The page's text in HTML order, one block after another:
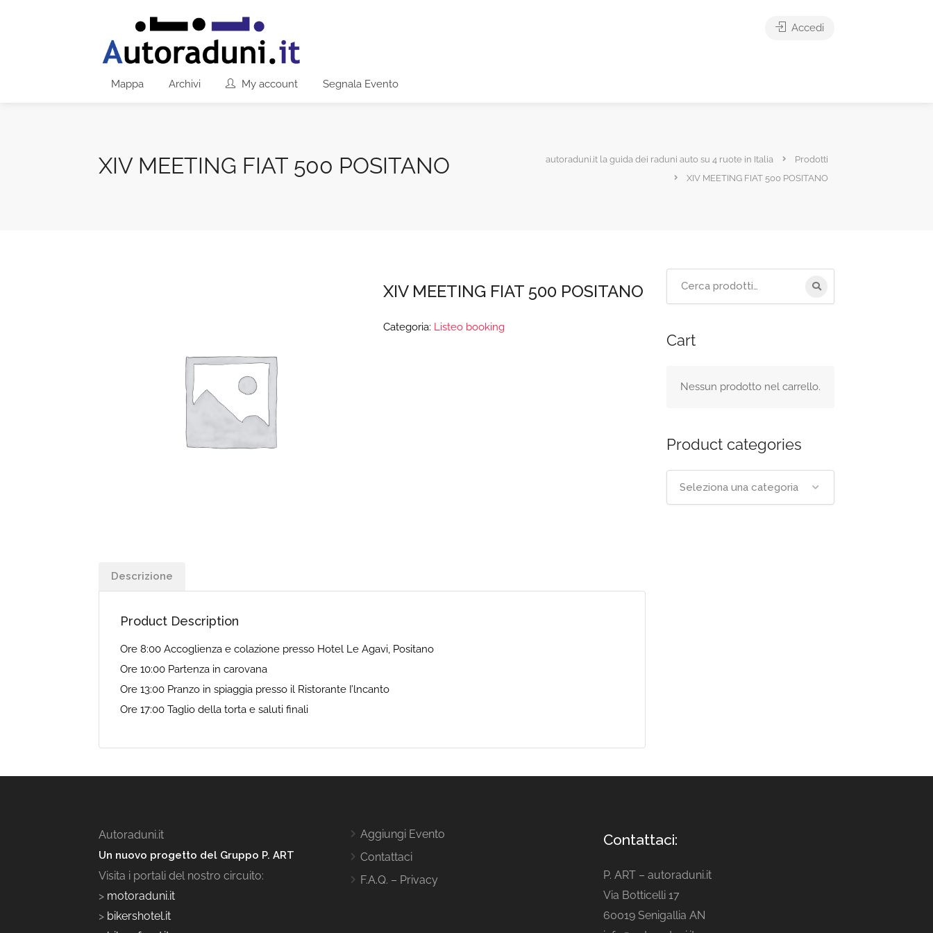
Mappa Archivi My account Segnala Evento
Accedi
XIV MEETING FIAT 500 POSITANO autoraduni.it la guida dei raduni auto su 4 ruote in Italia
Prodotti
XIV MEETING FIAT 500 POSITANO
XIV MEETING FIAT 500 POSITANO
Categoria: Listeo booking
Descrizione
Product Description
Ore 8:00 Accoglienza e colazione presso Hotel Le Agavi, Positano
Ore 10:00 Partenza in carovana
Ore 13:00 Pranzo in spiaggia presso il Ristorante I’lncanto
Ore 17:00 Taglio della torta e saluti finali
Cart
Nessun prodotto nel carrello.
Product categories
Seleziona una categoria
Autoraduni.it
Un nuovo progetto del Gruppo P. ART
Visita i portali del nostro circuito:
> motoraduni.it
> bikershotel.it
Aggiungi Evento
Contattaci
F.A.Q. – Privacy
Contattaci:
P. ART – autoraduni.it
Via Botticelli 17
60019 Senigallia AN